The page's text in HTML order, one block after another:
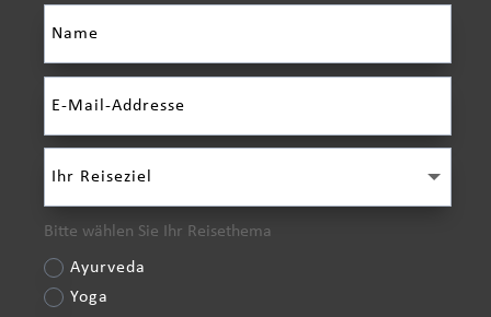
Bitte wählen Sie Ihr Reisethema
Ayurveda
Yoga